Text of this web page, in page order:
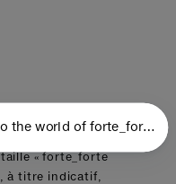
« forte_forte
à titre indicatif,